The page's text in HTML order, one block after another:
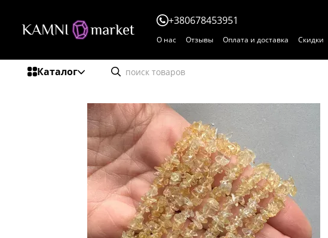
+380678453951
О нас Отзывы Оплата и доставка Скидки
Каталог